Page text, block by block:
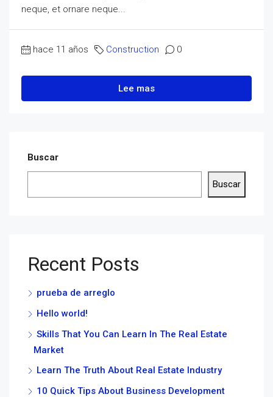
neque, et ornare neque...
hace 11 años Construction 0
Lee mas
Buscar
Buscar
Recent Posts
prueba de arreglo
Hello world!
Skills That You Can Learn In The Real Estate
Market
Learn The Truth About Real Estate Industry
10 Quick Tips About Business Development